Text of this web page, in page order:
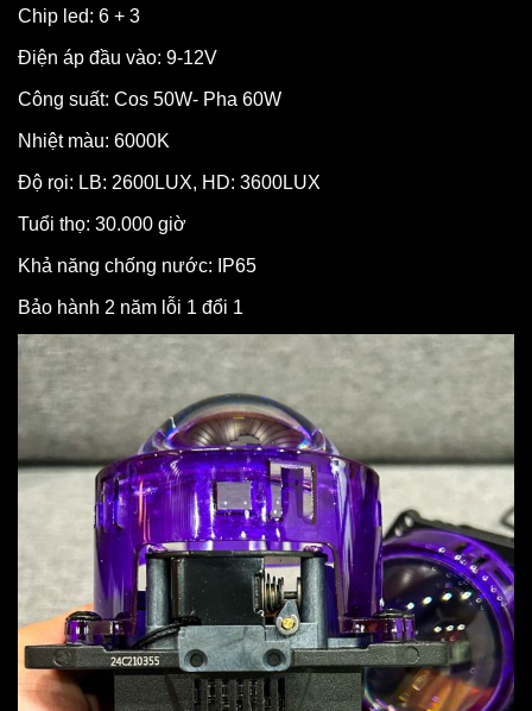
Chip led: 6 + 3
Điện áp đầu vào: 9-12V
Công suất: Cos 50W- Pha 60W
Nhiệt màu: 6000K
Độ rọi: LB: 2600LUX, HD: 3600LUX
Tuổi thọ: 30.000 giờ
Khả năng chống nước: IP65
Bảo hành 2 năm lỗi 1 đổi 1